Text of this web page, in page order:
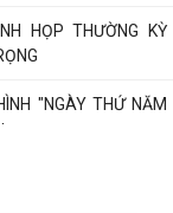
HỌP THƯỜNG KỲ
"NGÀY THỨ NĂM